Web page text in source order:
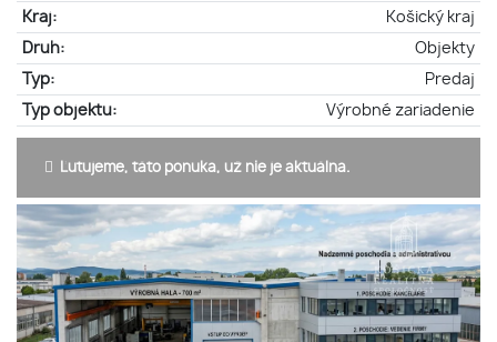
Kraj:
Košický kraj
Druh:
Objekty
Typ:
Predaj
Typ objektu:
Výrobné zariadenie
Ľutujeme, táto ponuka, už nie je aktuálna.